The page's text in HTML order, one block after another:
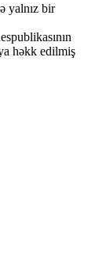
yalnız bir
həkk edilmiş